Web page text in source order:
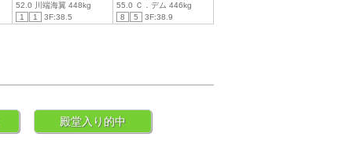
52.0 川端海翼 448kg
1
1 3F:38.5
55.0 Ｃ．デム 446kg
8
5 3F:38.9
殿堂入り的中